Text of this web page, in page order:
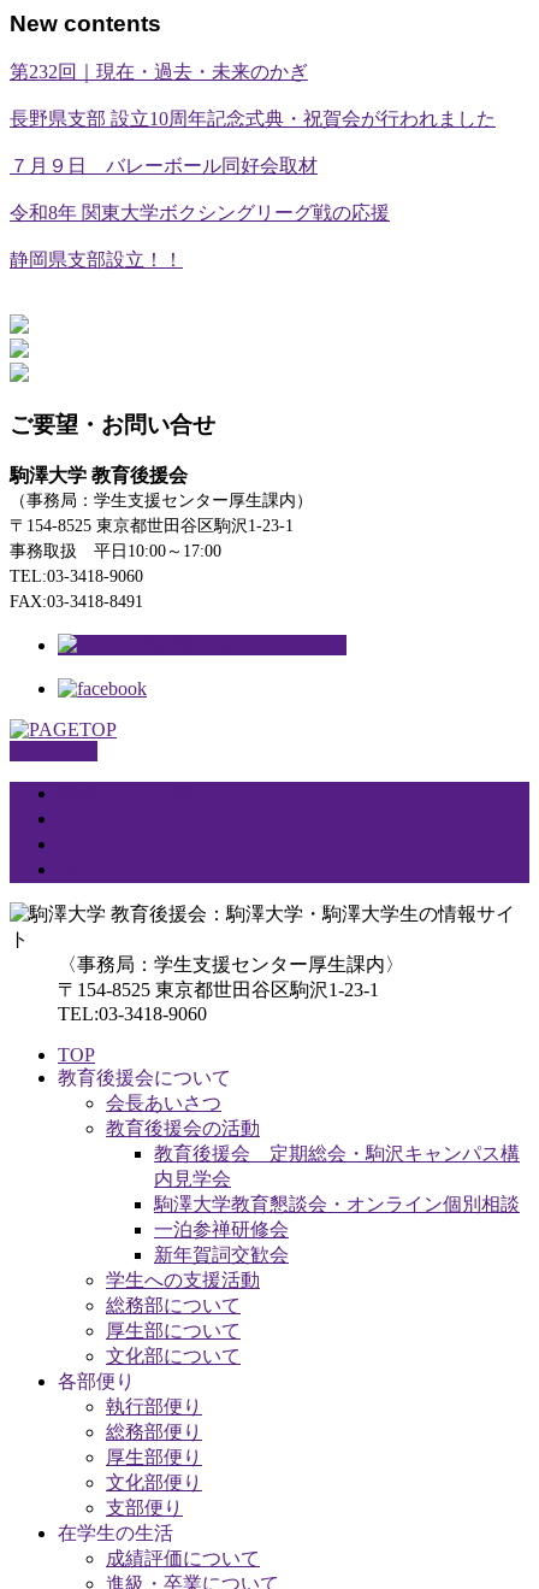
ゴ
ー
New contents
第232回｜現在・過去・未来のかぎ
長野県支部 設立10周年記念式典・祝賀会が行われました
７月９日 バレーボール同好会取材
令和8年 関東大学ボクシングリーグ戦の応援
静岡県支部設立！！
ご要望・お問い合せ
駒澤大学 教育後援会
（事務局：学生支援センター厚生課内）
〒154-8525 東京都世田谷区駒沢1-23-1
事務取扱 平日10:00～17:00
TEL:03-3418-9060
FAX:03-3418-8491
〈事務局：学生支援センター厚生課内〉
〒154-8525 東京都世田谷区駒沢1-23-1
TEL:03-3418-9060
TOP
教育後援会について
会長あいさつ
教育後援会の活動
教育後援会 定期総会・駒沢キャンパス構
内見学会
駒澤大学教育懇談会・オンライン個別相談
一泊参禅研修会
新年賀詞交歓会
学生への支援活動
総務部について
厚生部について
文化部について
各部便り
執行部便り
総務部便り
厚生部便り
文化部便り
支部便り
在学生の生活
成績評価について
進級・卒業について